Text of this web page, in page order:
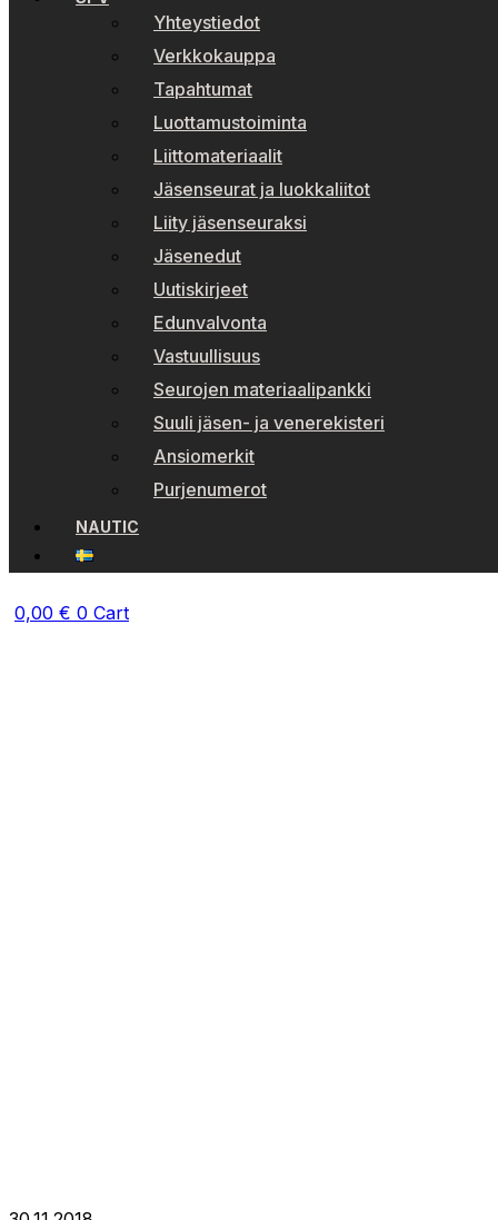
Yhteystiedot
Verkkokauppa
Tapahtumat
Luottamustoiminta
Liittomateriaalit
Jäsenseurat ja luokkaliitot
Liity jäsenseuraksi
Jäsenedut
Uutiskirjeet
Edunvalvonta
Vastuullisuus
Seurojen materiaalipankki
Suuli jäsen- ja venerekisteri
Ansiomerkit
Purjenumerot
NAUTIC
0,00 € 0 Cart